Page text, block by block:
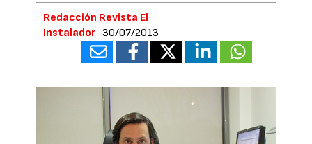
Redacción Revista El
Instalador 30/07/2013